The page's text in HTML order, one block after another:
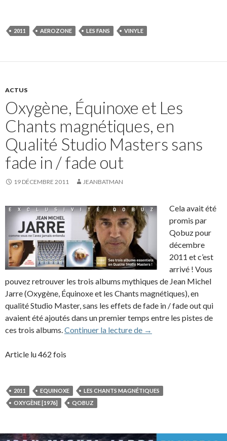
2011 AEROZONE LES FANS VINYLE
ACTUS
Oxygène, Équinoxe et Les
Chants magnétiques, en
Qualité Studio Masters sans
fade in / fade out
19 DÉCEMBRE 2011 JEANBATMAN
Cela avait été
promis par
Qobuz pour
décembre
2011 et c’est
arrivé ! Vous
pouvez retrouver les trois albums mythiques de Jean Michel
Jarre (Oxygène, Équinoxe et les Chants magnétiques), en
qualité Studio Master, sans les effets de fade in / fade out qui
avaient été ajoutés dans un premier temps entre les pistes de
ces trois albums.Continuer la lecture de Oxygène, Équinoxe et
→
Article lu 462 fois
2011 EQUINOXE
LES CHANTS MAGNÉTIQUES
OXYGÈNE [1976]
QOBUZ